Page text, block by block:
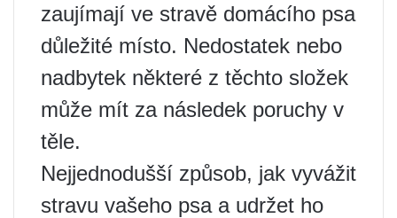
zaujímají ve stravě domácího psa
důležité místo. Nedostatek nebo
nadbytek některé z těchto složek
může mít za následek poruchy v
těle.
Nejjednodušší způsob, jak vyvážit
stravu vašeho psa a udržet ho